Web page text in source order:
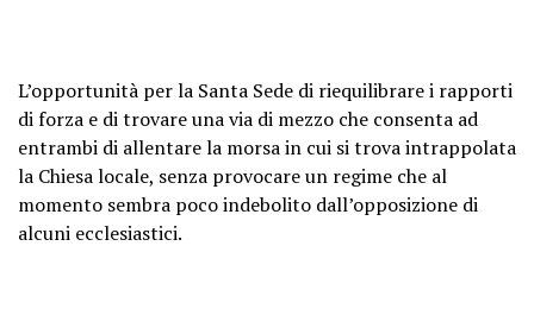
L’opportunità per la Santa Sede di riequilibrare i rapporti
di forza e di trovare una via di mezzo che consenta ad
entrambi di allentare la morsa in cui si trova intrappolata
la Chiesa locale, senza provocare un regime che al
momento sembra poco indebolito dall’opposizione di
alcuni ecclesiastici.